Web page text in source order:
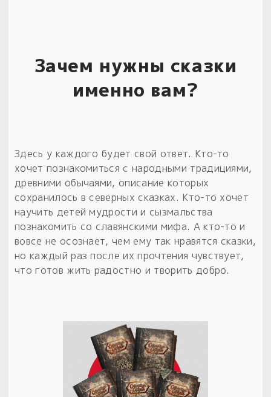
Зачем нужны сказки
именно вам?
Здесь у каждого будет свой ответ. Кто-то
хочет познакомиться с народными традициями,
древними обычаями, описание которых
сохранилось в северных сказках. Кто-то хочет
научить детей мудрости и сызмальства
познакомить со славянскими мифа. А кто-то и
вовсе не осознает, чем ему так нравятся сказки,
но каждый раз после их прочтения чувствует,
что готов жить радостно и творить добро.